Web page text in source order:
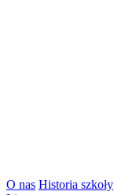
O nas Historia szkoły